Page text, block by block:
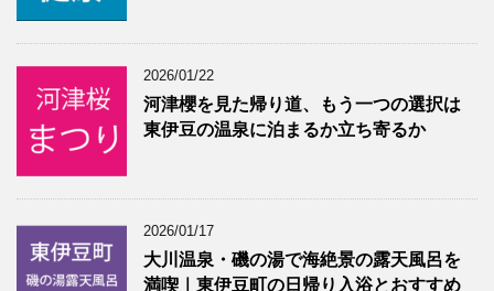
2026/01/22
河津櫻を見た帰り道、もう一つの選択は
東伊豆の温泉に泊まるか立ち寄るか
2026/01/17
大川温泉・磯の湯で海絶景の露天風呂を
満喫｜東伊豆町の日帰り入浴とおすすめ